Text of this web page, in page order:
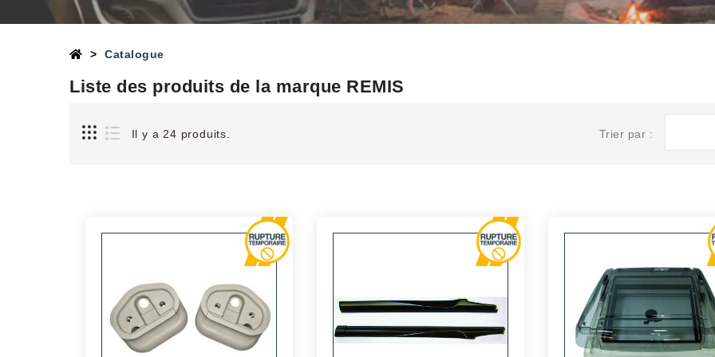
Catalogue
Liste des produits de la marque REMIS
Il y a 24 produits. Trier par :